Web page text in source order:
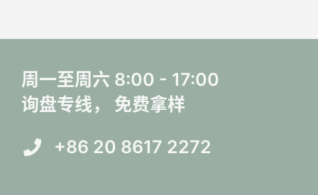
周一至周六 8:00 - 17:00
询盘专线， 免费拿样
+86 20 8617 2272